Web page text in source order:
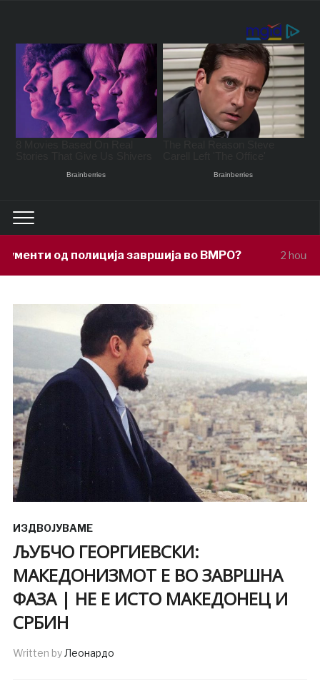
завршија во ВМРО? 2 hours ago Под
ИЗДВОЈУВАМЕ
ЉУБЧО ГЕОРГИЕВСКИ:
МАКЕДОНИЗМОТ Е ВО ЗАВРШНА
ФАЗА | НЕ Е ИСТО МАКЕДОНЕЦ И
СРБИН
Written byЛеонардо